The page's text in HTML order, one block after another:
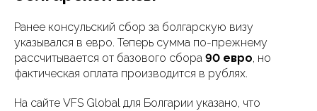
Ранее консульский сбор за болгарскую визу
указывался в евро. Теперь сумма по-прежнему
рассчитывается от базового сбора 90 евро, но
фактическая оплата производится в рублях.
На сайте VFS Global для Болгарии указано, что